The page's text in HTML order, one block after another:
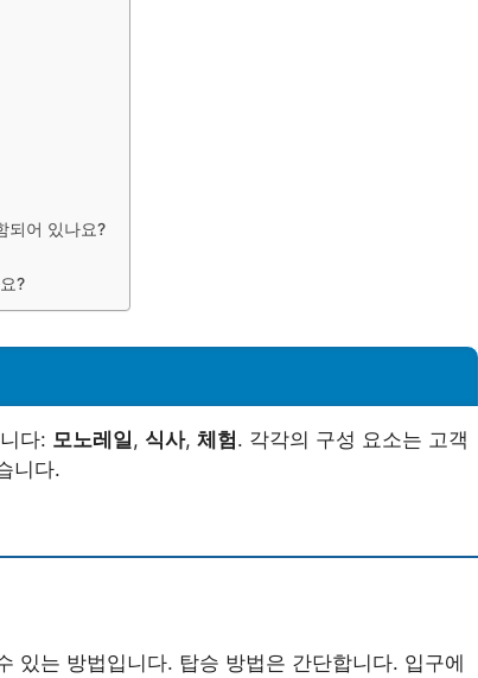
되어 있나요?
?
다: 모노레일, 식사, 체험. 각각의 구성 요소는 고객
니다.
있는 방법입니다. 탑승 방법은 간단합니다. 입구에